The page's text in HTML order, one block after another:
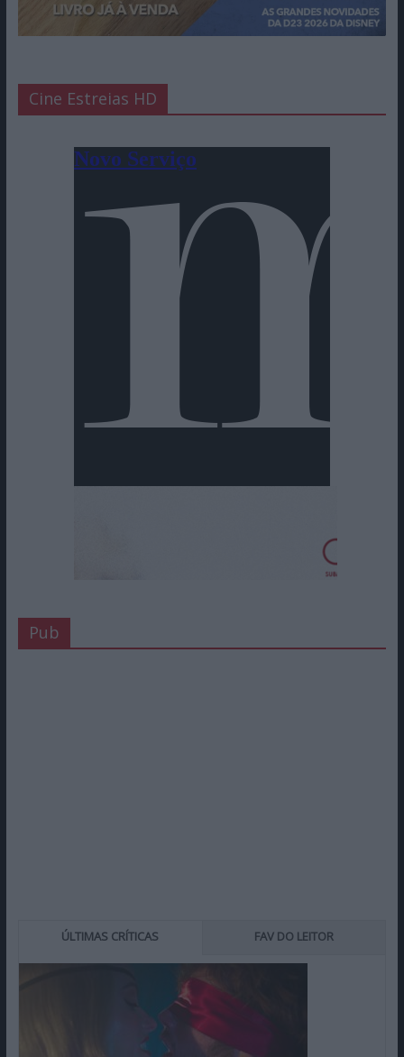
Cine Estreias HD
Pub
ÚLTIMAS CRÍTICAS FAV DO LEITOR